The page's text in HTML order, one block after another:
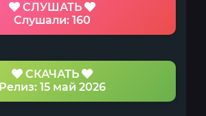
СЛУШАТЬ
Слушали: 160
СКАЧАТЬ
Релиз: 15 май 2026